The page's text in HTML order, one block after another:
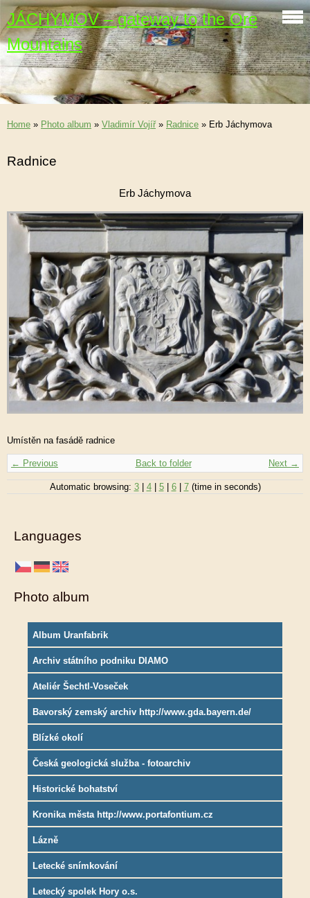
JÁCHYMOV – gateway to the Ore
Mountains
Home » Photo album » Vladimír Vojíř» Radnice » Erb Jáchymova
Radnice
Erb Jáchymova
Umístěn na fasádě radnice
← Previous Next →
Back to folder
Automatic browsing: 3| 4| 5| 6| 7(time in seconds)
Languages
Photo album
Album Uranfabrik
Archiv státního podniku DIAMO
Ateliér Šechtl-Voseček
Bavorský zemský archiv http://www.gda.bayern.de/
Blízké okolí
Česká geologická služba - fotoarchiv
Historické bohatství
Kronika města http://www.portafontium.cz
Lázně
Letecké snímkování
Letecký spolek Hory o.s.